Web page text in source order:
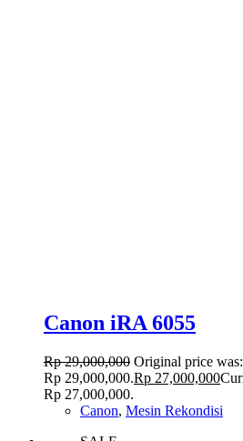
Canon iRA 6055
Rp29,000,000 Original price was:
Rp 29,000,000.Rp 27,000,000
Rp 27,000,000.
Canon, Mesin Rekondisi